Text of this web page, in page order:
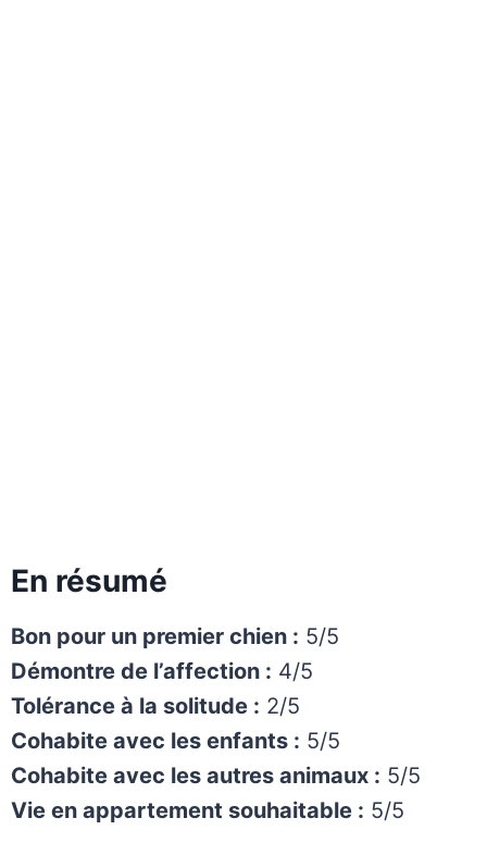
En résumé
Bon pour un premier chien : 5/5
Démontre de l’affection : 4/5
Tolérance à la solitude : 2/5
Cohabite avec les enfants : 5/5
Cohabite avec les autres animaux : 5/5
Vie en appartement souhaitable : 5/5